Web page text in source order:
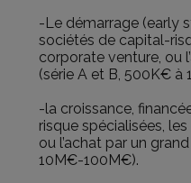
-Le démarrage (early
sociétés de capital-
corporate venture, ou
(série A et B, 500K€ à
-la croissance,
risque spécialisées,
ou l’achat par un
10M€-100M€).